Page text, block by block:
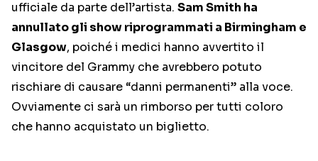
ufficiale da parte dell’artista. Sam Smith ha
annullato gli show riprogrammati a Birmingham e
Glasgow, poiché i medici hanno avvertito il
vincitore del Grammy che avrebbero potuto
rischiare di causare “danni permanenti” alla voce.
Ovviamente ci sarà un rimborso per tutti coloro
che hanno acquistato un biglietto.